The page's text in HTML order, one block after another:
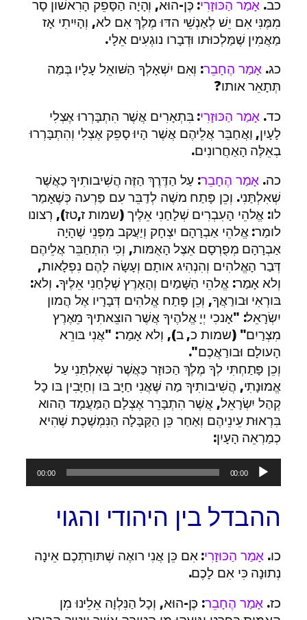
כב. אָמַר הַכּוּזָרִי: כֶּן-הוּא, וְהָיָה הַסָּפֵק הָרִאשׁון סָר
מִמֶּנִּי אִם יֵשׁ לְאַנְשֵׁי הדּוּ מֶלֶךְ אִם לא, וְהָיִיתִי אָז
מַאֲמִין שֶׁמַּלְכוּתו וּדְבָרו נוגְעִים אֵלָי.
כג. אָמַר הֶחָבֵר: וְאִם יִשְׁאָלְךָ הַשּׁואֵל עָלָיו בְּמַה
תְּתָאֵר אותו?
כד. אָמַר הַכּוּזָרִי: בִּתְאָרִים אֲשֶׁר הִתְבָּרְרוּ אֶצְלִי
לָעָיִן, וַאֲחַבֵּר אֲלֵיהֶם אֲשֶׁר הָיוּ סָפֵק אֶצְלִי וְהִתְבָּרְרוּ
בְאֵלֶּה הָאַחֲרונִים.
כה. אָמַר הֶחָבֵר: עַל הַדֶּרֶךְ הַזֶּה הֲשִׁיבותִיךָ כַאֲשֶׁר
שְׁאִלְתַּנִי. וְכֵן פָּתַח משֶׁה לְדַבֵּר עִם פַּרְעה כְּשֶׁאָמַר
לו: אֱלהֵי הָעִבְרִים שְׁלָחַנִי אֵלֶיך (שמות ז,טז), רְצונו
לומַר: אֱלהֵי אַבְרָהָם יִצְחָק וְיַעֲקב מִפְּנֵי שֶׁהָיָה
אַבְרָהָם מְפֻרְסָם אֵצֶל הָאֻמּות, וְכִי הִתְחַבֵּר אֲלֵיהֶם
דְּבַר הָאֱלהִים וְהִנְהִיג אותָם וְעָשָׂה לָהֶם נִפְלָאות,
וְלא אָמַר: אֱלהֵי הַשָּׁמַיִם וְהָאָרֶץ שְׁלָחַנִי אֵלֶיךָ. וְלא:
בּורְאִי וּבורַאֲךָ, וְכֵן פָּתַח אֱלהִים דְּבָרָיו אֶל הֲמון
יִשְׂרָאֵל: "אָנכִי יְיָ אֱלהֶיךָ אֲשֶׁר הוצֵאתִיךָ מֵאֶרֶץ
מִצְרַיִם" (שמות כ, ב), וְלא אָמַר: "אֲנִי בּורֵא
הָעולָם וּבורַאֲכֶם".
וְכֵן פָּתַחְתִּי לְךָ מֶלֶךְ הַכּוּזָר כַּאֲשֶׁר שְׁאִלְתַּנִי עַל
אֱמוּנָתִי, הֲשִׁיבותִיךָ מַה שֶּׁאֲנִי חַיָּב בּו וְחַיָּבִין בּו כָל
קְהַל יִשְׂרָאֵל, אֲשֶׁר הִתְבָּרֵר אֶצְלָם הַמַּעֲמָד הַהוא
בִּרְאוּת עֵינֵיהֶם וְאַחַר כֵּן הַקַּבָּלָה הַנִּמְשֶׁכֶת שֶׁהִיא
כְמַרְאֵה הָעָיִן:
אודיו
00:00
00:00
ההבדל בין היהודי והגוי
כו. אָמַר הַכּוּזָרִי: אִם כֵּן אֲנִי רואֶה שֶׁתּורַתְכֶם אֵינָה
נְתוּנָה כִּי אִם לָכֶם.
כז. אָמַר הֶחָבֵר: כֶּן-הוּא, וְכָל הַנִּלְוָה אֵלֵינוּ מִן